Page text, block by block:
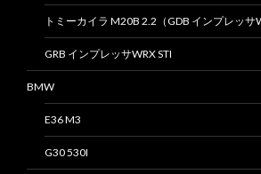
トミーカイラ M20B 2.2（GDB インプレッサ
GRB インプレッサWRX STI
BMW
E36 M3
G30 530I